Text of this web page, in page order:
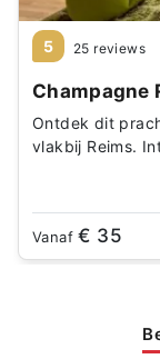
5 25 reviews
Champagne
Ontdek dit
vlakbij Reims.
Vanaf€ 35